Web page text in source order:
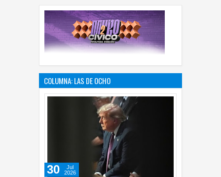
COLUMNA: LAS DE OCHO
30
Jul
2026